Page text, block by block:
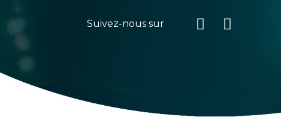
Suivez-nous sur